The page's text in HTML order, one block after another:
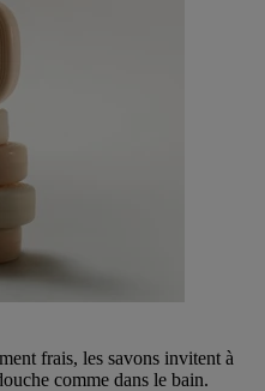
frais, les savons invitent à
comme dans le bain.